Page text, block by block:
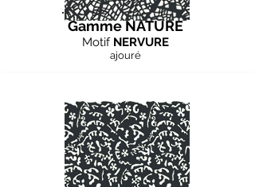
Gamme NATURE
Motif NERVURE
ajouré